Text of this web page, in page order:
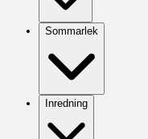
Sommarlek
Inredning